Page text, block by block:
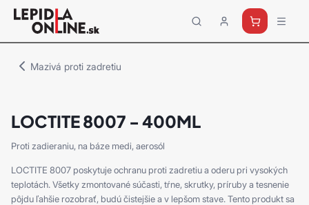
Priemyselné
lepidlá
Mazivá proti zadretiu
LOCTITE 8007 - 400ML
Proti zadieraniu, na báze medi, aerosól
LOCTITE 8007 poskytuje ochranu proti zadretiu a oderu pri vysokých
teplotách. Všetky zmontované súčasti, tŕne, skrutky, príruby a tesnenie
pôjdu ľahšie rozobrať, budú čistejšie a v lepšom stave. Tento produkt sa